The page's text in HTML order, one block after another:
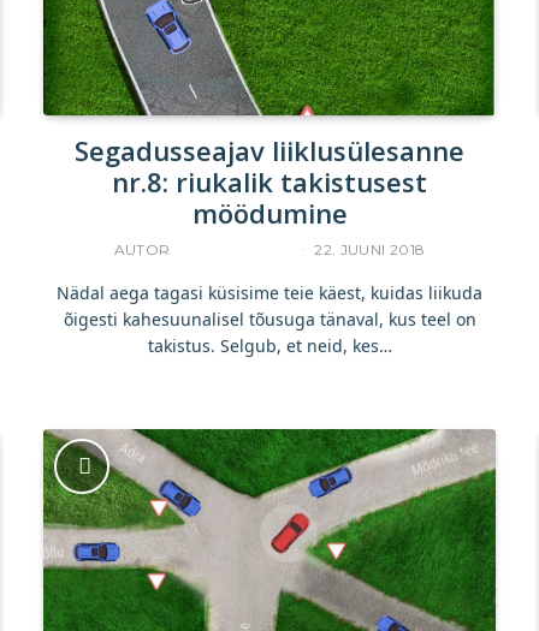
Segadusseajav liiklusülesanne
nr.8: riukalik takistusest
möödumine
AUTOR 22. JUUNI 2018
Nädal aega tagasi küsisime teie käest, kuidas liikuda
õigesti kahesuunalisel tõusuga tänaval, kus teel on
takistus. Selgub, et neid, kes…